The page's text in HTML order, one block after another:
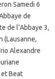
Samedi 6
de
de l’Abbaye 3,
(Lausanne,
Alexandre
Beat